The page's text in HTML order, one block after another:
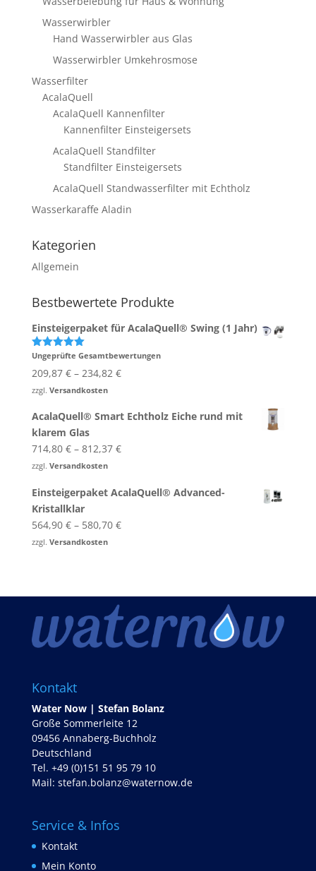
Wasserwirbler
Hand Wasserwirbler aus Glas
Wasserwirbler Umkehrosmose
Wasserfilter
AcalaQuell
AcalaQuell Kannenfilter
Kannenfilter Einsteigersets
AcalaQuell Standfilter
Standfilter Einsteigersets
AcalaQuell Standwasserfilter mit Echtholz
Wasserkaraffe Aladin
Kategorien
Allgemein
Bestbewertete Produkte
Einsteigerpaket für AcalaQuell® Swing (1 Jahr)
Bewertet
von 5
Ungeprüfte Gesamtbewertungen
209,87 €– 234,82 €
zzgl. Versandkosten
AcalaQuell® Smart Echtholz Eiche rund mit
klarem Glas
714,80 €– 812,37 €
zzgl. Versandkosten
Einsteigerpaket AcalaQuell® Advanced-​
Kristallklar
564,90 €– 580,70 €
zzgl. Versandkosten
Kontakt
Water Now | Stefan Bolanz
Große Sommerleite 12
09456 Annaberg-Buchholz
Deutschland
Tel. +49 (0)151 51 95 79 10
Mail: stefan.bolanz@waternow.de
Service & Infos
Kontakt
Mein Konto